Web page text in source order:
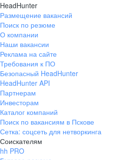
HeadHunter
Размещение вакансий
Поиск по резюме
О компании
Наши вакансии
Реклама на сайте
Требования к ПО
Безопасный HeadHunter
HeadHunter API
Партнерам
Инвесторам
Каталог компаний
Поиск по вакансиям в Пскове
Сетка: соцсеть для нетворкинга
Соискателям
hh PRO